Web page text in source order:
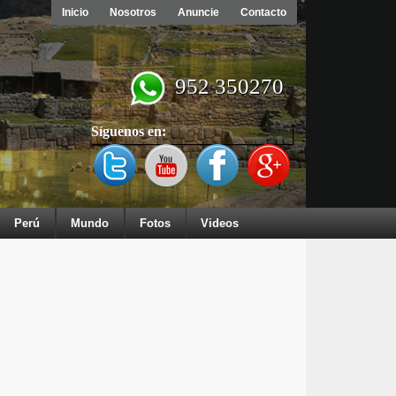
Inicio Nosotros Anuncie Contacto
952 350270
Síguenos en:
Perú Mundo Fotos Videos